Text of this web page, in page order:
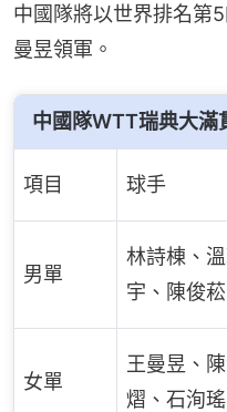
中國隊將以世界排名第
曼昱領軍。
中國隊WTT瑞典大
項目 球手
男單
林詩棟、
宇、陳俊菘
女單
王曼昱、
熠、石洵